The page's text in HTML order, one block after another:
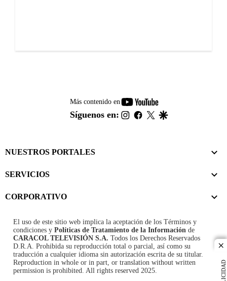
Más contenido en
youtube-
footer
Síguenos en: instagram
facebook
twitter
NUESTROS PORTALES
SERVICIOS
CORPORATIVO
El uso de este sitio web implica la aceptación de los Términos y
condiciones y Políticas de Tratamiento de la Información de
CARACOL TELEVISIÓN S.A. Todos los Derechos Reservados
D.R.A. Prohibida su reproducción total o parcial, así como su
traducción a cualquier idioma sin autorización escrita de su titular.
Reproduction in whole or in part, or translation without written
permission is prohibited. All rights reserved 2025.